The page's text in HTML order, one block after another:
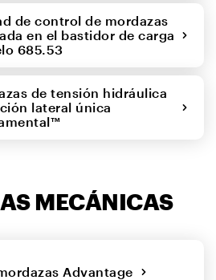
de control de mordazas
en el bastidor de carga
685.53
de tensión hidráulica
lateral única
MECÁNICAS
Advantage